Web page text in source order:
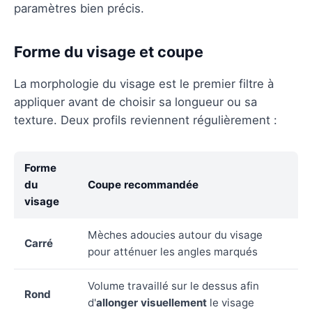
paramètres bien précis.
Forme du visage et coupe
La morphologie du visage est le premier filtre à
appliquer avant de choisir sa longueur ou sa
texture. Deux profils reviennent régulièrement :
Forme
du
visage
Coupe recommandée
Carré
Mèches adoucies autour du visage
pour atténuer les angles marqués
Rond
Volume travaillé sur le dessus afin
d'allonger visuellement le visage